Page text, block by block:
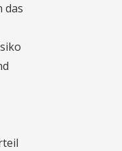
das